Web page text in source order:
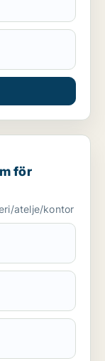
i Karlstad
för
atelje/kontor